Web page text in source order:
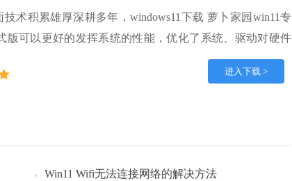
术积累雄厚深耕多年，windows11下载 萝卜家园win11专
版可以更好的发挥系统的性能，优化了系统、驱动对硬件
WINDOWS11系统中运行得更加流畅，加固了系统安全策
在家用办公上跑分表现都是非常优秀，完美的兼容各种硬
进入下载 >
Win11 Wifi无法连接网络的解决方法